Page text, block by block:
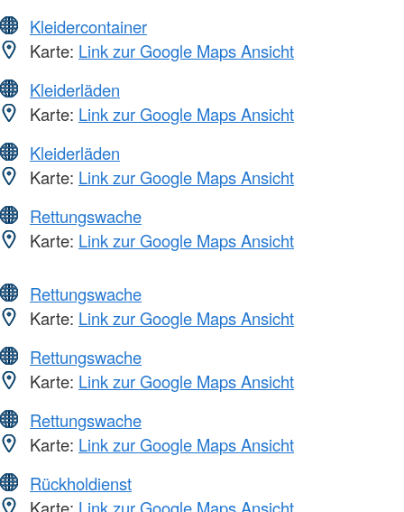
Kleidercontainer
Karte: Link zur Google Maps Ansicht
Kleiderläden
Karte: Link zur Google Maps Ansicht
Kleiderläden
Karte: Link zur Google Maps Ansicht
Rettungswache
Karte: Link zur Google Maps Ansicht
Rettungswache
Karte: Link zur Google Maps Ansicht
Rettungswache
Karte: Link zur Google Maps Ansicht
Rettungswache
Karte: Link zur Google Maps Ansicht
Rückholdienst
Karte: Link zur Google Maps Ansicht